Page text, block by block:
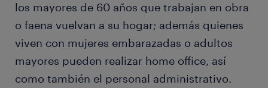
los mayores de 60 años que trabajan en obra
o faena vuelvan a su hogar; además quienes
viven con mujeres embarazadas o adultos
mayores pueden realizar home office, así
como también el personal administrativo.